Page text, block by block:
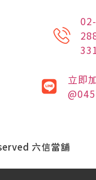
02-
立即
六信當舖